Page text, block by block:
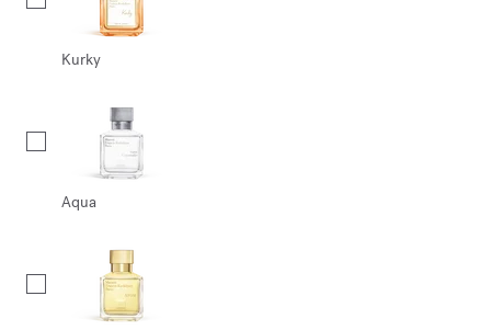
Kurky
Aqua